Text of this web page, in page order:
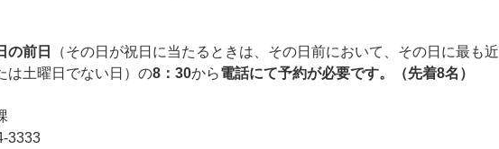
の前日
（その日が祝日に当たるときは、その日前において、その日に最も近
は土曜日でない日​）の8：30から電話にて予約が必要です。
（先着8名）
3333